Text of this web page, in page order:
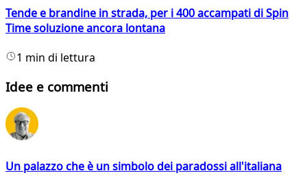
Tende e brandine in strada, per i 400 accampati di Spin
Time soluzione ancora lontana
1 min di lettura
Idee e commenti
Un palazzo che è un simbolo dei paradossi all'italiana